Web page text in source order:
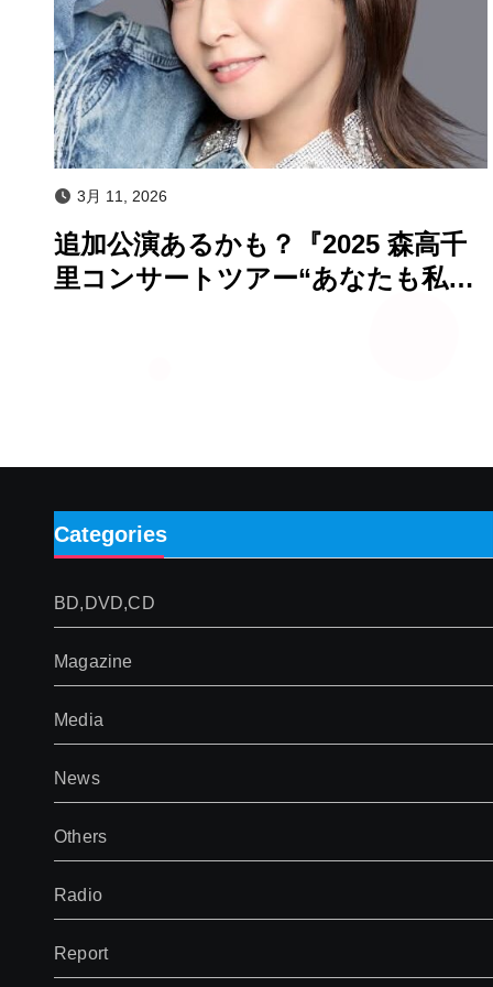
3月 11, 2026
追加公演あるかも？『2025 森高千
里コンサートツアー“あなたも私も
Categories
BD,DVD,CD
Magazine
Media
News
Others
Radio
Report